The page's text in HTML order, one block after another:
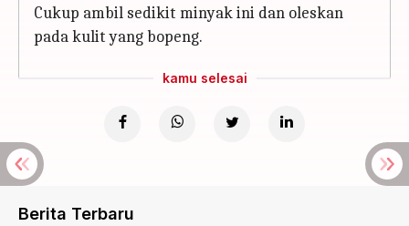
Cukup ambil sedikit minyak ini dan oleskan
pada kulit yang bopeng.
kamu selesai
Berita Terbaru